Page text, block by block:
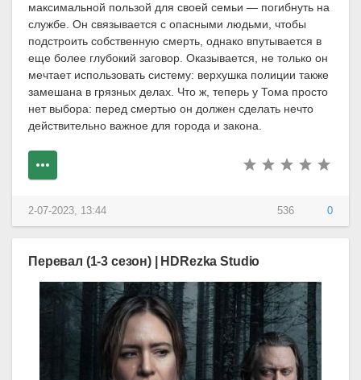
максимальной пользой для своей семьи — погибнуть на
службе. Он связывается с опасными людьми, чтобы
подстроить собственную смерть, однако впутывается в
еще более глубокий заговор. Оказывается, не только он
мечтает использовать систему: верхушка полиции также
замешана в грязных делах. Что ж, теперь у Тома просто
нет выбора: перед смертью он должен сделать нечто
действительно важное для города и закона.
536 0
2-07-2023, 13:44
Перевал (1-3 сезон) | HDRezka Studio